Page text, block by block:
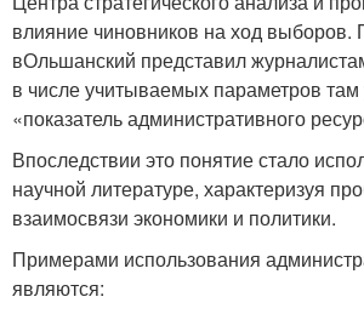
влияние чиновников на ход
вОльшанский представил
в числе учитываемых параметров
«показатель административного
Впоследствии это понятие стало
научной литературе, характеризуя
взаимосвязи экономики и политики.
Примерами использования
являются: